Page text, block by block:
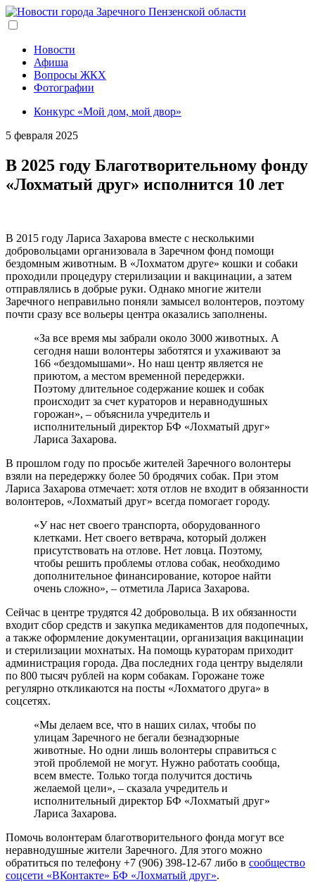
Перейти
к
содержанию
Новости
Афиша
Вопросы ЖКХ
Фотографии
Конкурс «Мой дом, мой двор»
5 февраля 2025
В 2025 году Благотворительному фонду
«Лохматый друг» исполнится 10 лет
В 2015 году Лариса Захарова вместе с несколькими
добровольцами организовала в Заречном фонд помощи
бездомным животным. В «Лохматом друге» кошки и собаки
проходили процедуру стерилизации и вакцинации, а затем
отправлялись в добрые руки. Однако многие жители
Заречного неправильно поняли замысел волонтеров, поэтому
почти сразу все вольеры центра оказались заполнены.
«За все время мы забрали около 3000 животных. А
сегодня наши волонтеры заботятся и ухаживают за
166 «бездомышами». Но наш центр является не
приютом, а местом временной передержки.
Поэтому длительное содержание кошек и собак
происходит за счет кураторов и неравнодушных
горожан», – объяснила учредитель и
исполнительный директор БФ «Лохматый друг»
Лариса Захарова.
В прошлом году по просьбе жителей Заречного волонтеры
взяли на передержку более 50 бродячих собак. При этом
Лариса Захарова отмечает: хотя отлов не входит в обязанности
волонтеров, «Лохматый друг» всегда помогает городу.
«У нас нет своего транспорта, оборудованного
клетками. Нет своего ветврача, который должен
присутствовать на отлове. Нет ловца. Поэтому,
чтобы решить проблемы отлова собак, необходимо
дополнительное финансирование, которое найти
очень сложно», – отметила Лариса Захарова.
Сейчас в центре трудятся 42 добровольца. В их обязанности
входит сбор средств и закупка медикаментов для подопечных,
а также оформление документации, организация вакцинации
и стерилизации мохнатых. На помощь кураторам приходит
администрация города. Два последних года центру выделяли
по 800 тысяч рублей на корм собакам. Горожане тоже
регулярно откликаются на посты «Лохматого друга» в
соцсетях.
«Мы делаем все, что в наших силах, чтобы по
улицам Заречного не бегали безнадзорные
животные. Но одни лишь волонтеры справиться с
этой проблемой не могут. Нужно работать сообща,
всем вместе. Только тогда получится достичь
желаемой цели», – сказала учредитель и
исполнительный директор БФ «Лохматый друг»
Лариса Захарова.
Помочь волонтерам благотворительного фонда могут все
неравнодушные жители Заречного. Для этого можно
обратиться по телефону +7 (906) 398-12-67 либо в сообщество
соцсети «ВКонтакте» БФ «Лохматый друг».